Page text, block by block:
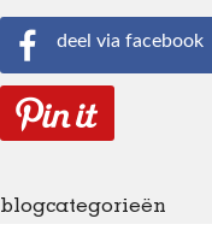
deel via facebook
blogcategorieën